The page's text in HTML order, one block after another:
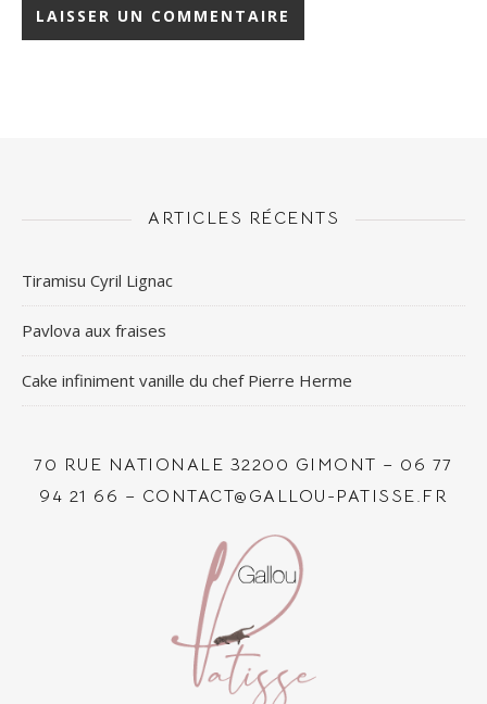
ARTICLES RÉCENTS
Tiramisu Cyril Lignac
Pavlova aux fraises
Cake infiniment vanille du chef Pierre Herme
70 RUE NATIONALE 32200 GIMONT – 06 77
94 21 66 – CONTACT@GALLOU-PATISSE.FR